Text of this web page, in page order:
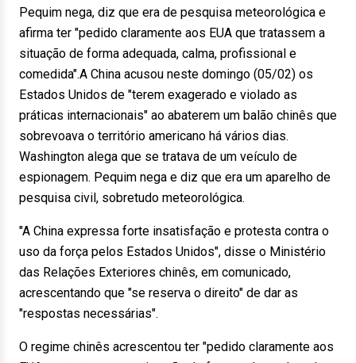
Pequim nega, diz que era de pesquisa meteorológica e
afirma ter "pedido claramente aos EUA que tratassem a
situação de forma adequada, calma, profissional e
comedida".A China acusou neste domingo (05/02) os
Estados Unidos de "terem exagerado e violado as
práticas internacionais" ao abaterem um balão chinês que
sobrevoava o território americano há vários dias.
Washington alega que se tratava de um veículo de
espionagem. Pequim nega e diz que era um aparelho de
pesquisa civil, sobretudo meteorológica.
"A China expressa forte insatisfação e protesta contra o
uso da força pelos Estados Unidos", disse o Ministério
das Relações Exteriores chinês, em comunicado,
acrescentando que "se reserva o direito" de dar as
"respostas necessárias".
O regime chinês acrescentou ter "pedido claramente aos